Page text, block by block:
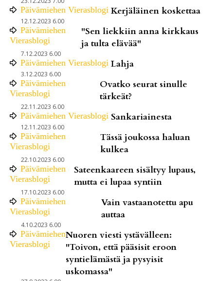
Päivämiehen Vierasblogi Kerjäläinen koskettaa
12.12.2023 6.00
Päivämiehen
Vierasblogi
"Sen liekkiin anna kirkkaus
ja tulta elävää"
7.12.2023 6.00
Päivämiehen Vierasblogi Lahja
3.12.2023 6.00
Päivämiehen
Vierasblogi
Ovatko seurat sinulle
tärkeät?
22.11.2023 6.00
Päivämiehen Vierasblogi Sankariainesta
12.11.2023 6.00
Päivämiehen
Vierasblogi
Tässä joukossa haluan
kulkea
22.10.2023 6.00
Päivämiehen
Vierasblogi
Sateenkaareen sisältyy lupaus,
mutta ei lupaa syntiin
17.10.2023 6.00
Päivämiehen
Vierasblogi
Vain vastaanotettu apu
auttaa
4.10.2023 6.00
Päivämiehen
Vierasblogi
Nuoren viesti ystävälleen:
"Toivon, että pääsisit eroon
syntielämästä ja pysyisit
uskomassa"